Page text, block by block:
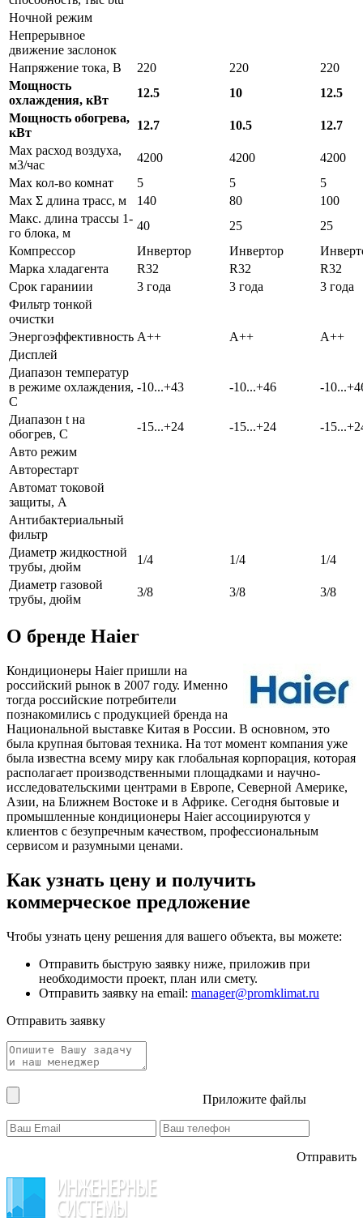
Ночной режим
Непрерывное
движение заслонок
Напряжение тока, В
220 220
220
Мощность
охлаждения, кВт
12.5 10
12.5
Мощность обогрева,
кВт
12.7 10.5
12.7
Max расход воздуха,
м3/час
4200 4200
4200
Max кол-во комнат
5 5
5
Max Σ длина трасс, м
140 80
100
Макс. длина трассы 1-
го блока, м
40 25
25
Компрессор
Инвертор Инвертор
Марка хладагента
R32 R32
R32
Срок гараниии
3 года 3 года
3 года
Фильтр тонкой
очистки
Энергоэффективность A++ A++
A++
Дисплей
Диапазон температур
в режиме охлаждения,
С
-10...+43 -10...+46 -
Диапазон t на
обогрев, С
-15...+24 -15...+24
-
Авто режим
Авторестарт
Автомат токовой
защиты, А
Антибактериальный
фильтр
Диаметр жидкостной
трубы, дюйм
1/4 1/4
1/4
Диаметр газовой
трубы, дюйм
3/8 3/8 3/8
О бренде Haier
Кондиционеры Haier пришли на
российский рынок в 2007 году. Именно
тогда российские потребители
познакомились с продукцией бренда на
Национальной выставке Китая в России. В основном, это
была крупная бытовая техника. На тот момент компания уже
была известна всему миру как глобальная корпорация, которая
располагает производственными площадками и научно-
исследовательскими центрами в Европе, Северной Америке,
Азии, на Ближнем Востоке и в Африке. Сегодня бытовые и
промышленные кондиционеры Haier ассоциируются у
клиентов с безупречным качеством, профессиональным
сервисом и разумными ценами.
Как узнать цену и получить
коммерческое предложение
Чтобы узнать цену решения для вашего объекта, вы можете:
Отправить быструю заявку ниже, приложив при
необходимости проект, план или смету.
Отправить заявку на email: manager@promklimat.ru
Отправить заявку
Приложите файлы
Отправить